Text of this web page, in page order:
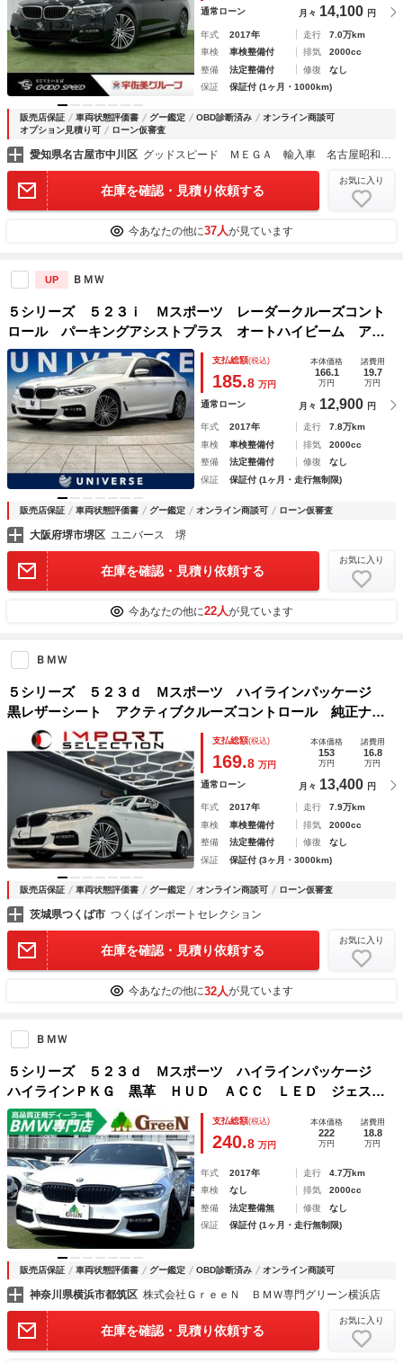
通常ローン 月々 14,100 円
年式 2017年 走行
7.0万km
車検
車検整備付 排気
2000cc
整備
法定整備付 修復
なし
保証
保証付 (1ヶ月・1000km)
販売店保証 車両状態評価書 グー鑑定 OBD診断済み
オンライン商談可
オプション見積り可
ローン仮審査
愛知県名古屋市中川区 グッドスピード ＭＥＧＡ 輸入車 名古屋昭和橋店
在庫を確認・見積り依頼する
お気に入り
今あなたの他に37人が見ています
UP ＢＭＷ
５シリーズ ５２３ｉ Ｍスポーツ レーダークルーズコント
ロール パーキングアシストプラス オートハイビーム アダ
プティブＬＥＤヘッドライト 前席パワーシート 前席シート
ヒーター 純正ナビ 全方位カメラ パワーバックドア 禁煙
車
支払総額(税込)
185.8 万円
本体価格
166.1
万円
諸費用
19.7
万円
通常ローン 月々 12,900 円
年式 2017年 走行
7.8万km
車検
車検整備付 排気
2000cc
整備
法定整備付 修復
なし
保証
保証付 (1ヶ月・走行無制限)
販売店保証 車両状態評価書 グー鑑定 オンライン商談可 ローン仮審査
大阪府堺市堺区 ユニバース 堺
在庫を確認・見積り依頼する
お気に入り
今あなたの他に22人が見ています
ＢＭＷ
５シリーズ ５２３ｄ Ｍスポーツ ハイラインパッケージ
黒レザーシート アクティブクルーズコントロール 純正ナ
ビ フルセグＴＶ トップビュー＋サイドビュー ソフトクロ
ーズドア パワートランク ヘッドアップディスプレイ ＬＥ
Ｄヘッドライト ミラー型ＥＴＣ
支払総額(税込)
169.8 万円
本体価格
153
万円
諸費用
16.8
万円
通常ローン 月々 13,400 円
年式 2017年 走行
7.9万km
車検
車検整備付 排気
2000cc
整備
法定整備付 修復
なし
保証
保証付 (3ヶ月・3000km)
販売店保証 車両状態評価書 グー鑑定 オンライン商談可 ローン仮審査
茨城県つくば市 つくばインポートセレクション
在庫を確認・見積り依頼する
お気に入り
今あなたの他に32人が見ています
ＢＭＷ
５シリーズ ５２３ｄ Ｍスポーツ ハイラインパッケージ
ハイラインＰＫＧ 黒革 ＨＵＤ ＡＣＣ ＬＥＤ ジェスチ
ャーコントロール 純正Ｍスポーツフルエアロ ＯＺ１９Ａ
Ｗ 純正ＨＤＤナビ地デジ 全方カメラ ＢＳＭ 前後ドラレ
コ アンビエント ランバーサポート
支払総額(税込)
240.8 万円
本体価格
222
万円
諸費用
18.8
万円
年式 2017年 走行
4.7万km
車検
なし 排気
2000cc
整備
法定整備無 修復
なし
保証
保証付 (1ヶ月・走行無制限)
販売店保証 車両状態評価書 グー鑑定 OBD診断済み オンライン商談可
神奈川県横浜市都筑区 株式会社ＧｒｅｅＮ ＢＭＷ専門グリーン横浜店
在庫を確認・見積り依頼する
お気に入り